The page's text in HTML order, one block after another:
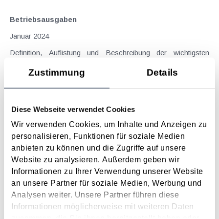
Zustimmung Details
Diese Webseite verwendet Cookies
Wir verwenden Cookies, um Inhalte und Anzeigen zu
personalisieren, Funktionen für soziale Medien
anbieten zu können und die Zugriffe auf unsere
Website zu analysieren. Außerdem geben wir
Informationen zu Ihrer Verwendung unserer Website
an unsere Partner für soziale Medien, Werbung und
Analysen weiter. Unsere Partner führen diese
Informationen möglicherweise mit weiteren Daten
Betriebsausgaben
Januar 2024
Definition, Auflistung und Beschreibung der wichtigsten
Investitionsentscheidungen richtig treffen und
September 2023
Investitionsentscheidungen gehören zweifellos zu den
wichtigsten und zugleich anspruchsvollsten
Unternehmensentscheidungen. Eine falsche Investition kann
sich langfristig negativ auf die Entwicklung des Unternehmens
auswirken, während eine richtige Investition einen
bedeutenden Beitrag...